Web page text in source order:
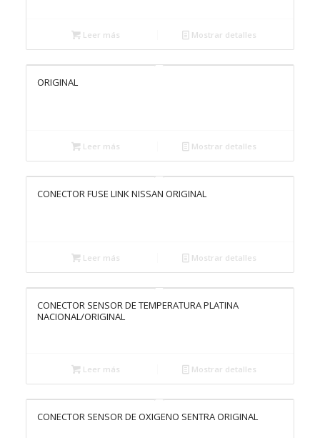
Leer más Mostrar detalles
ORIGINAL
Leer más Mostrar detalles
CONECTOR FUSE LINK NISSAN ORIGINAL
Leer más Mostrar detalles
CONECTOR SENSOR DE TEMPERATURA PLATINA
NACIONAL/ORIGINAL
Leer más Mostrar detalles
CONECTOR SENSOR DE OXIGENO SENTRA ORIGINAL